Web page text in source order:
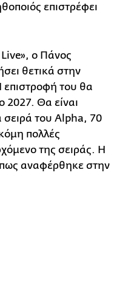
επιστρέφει
ο Πάνος
θετικά στην
επιστροφή του θα
2027. Θα είναι
σειρά του Alpha, 70
πολλές
της σειράς. Η
αναφέρθηκε στην